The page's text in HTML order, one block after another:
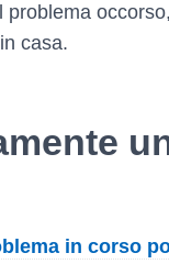
casa.
in corso